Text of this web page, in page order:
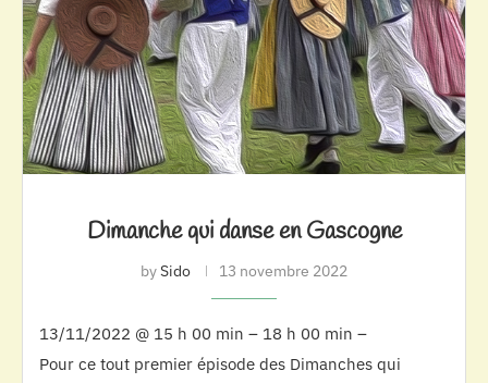
Dimanche qui danse en Gascogne
bySido 13 novembre 2022
13/11/2022 @ 15 h 00 min – 18 h 00 min –
Pour ce tout premier épisode des Dimanches qui